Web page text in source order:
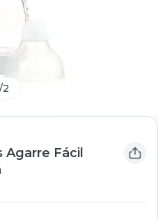
/2
Agarre Fácil